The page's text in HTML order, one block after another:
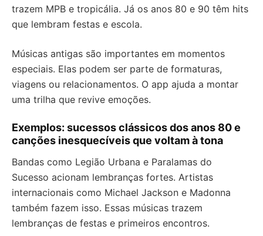
trazem MPB e tropicália. Já os anos 80 e 90 têm hits
que lembram festas e escola.
Músicas antigas são importantes em momentos
especiais. Elas podem ser parte de formaturas,
viagens ou relacionamentos. O app ajuda a montar
uma trilha que revive emoções.
Exemplos: sucessos clássicos dos anos 80 e
canções inesquecíveis que voltam à tona
Bandas como Legião Urbana e Paralamas do
Sucesso acionam lembranças fortes. Artistas
internacionais como Michael Jackson e Madonna
também fazem isso. Essas músicas trazem
lembranças de festas e primeiros encontros.